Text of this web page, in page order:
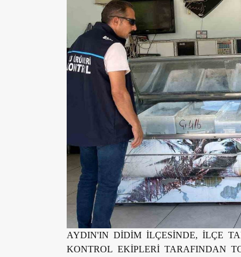
AYDIN'IN DİDİM İLÇESİNDE, İLÇE
KONTROL EKİPLERİ TARAFINDAN